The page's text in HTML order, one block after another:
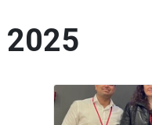
2025
ESMRMB
41st